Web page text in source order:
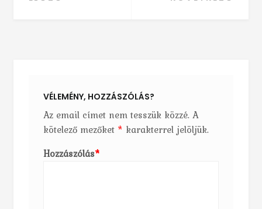
VÉLEMÉNY, HOZZÁSZÓLÁS?
Az email címet nem tesszük közzé. A
kötelező mezőket * karakterrel jelöljük.
Hozzászólás*